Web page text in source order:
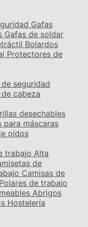
Gafas
Gafas de soldar
Bolardos
Protectores de
seguridad
cabeza
desechables
para máscaras
oídos
trabajo Alta
de
Camisas de
Polares de trabajo
Abrigos
Hostelería